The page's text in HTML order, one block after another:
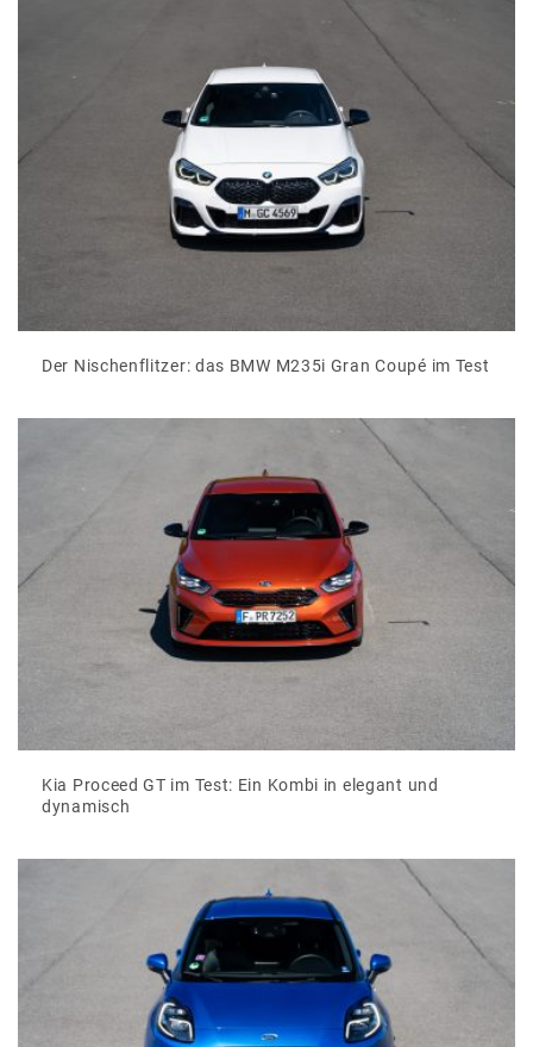
Der Nischenflitzer: das BMW M235i Gran Coupé im Test
Kia Proceed GT im Test: Ein Kombi in elegant und
dynamisch